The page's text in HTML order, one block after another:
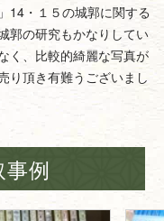
14・１５の城郭に関する
郭の研究もかなりしてい
く、比較的綺麗な写真が
り頂き有難うございまし
例